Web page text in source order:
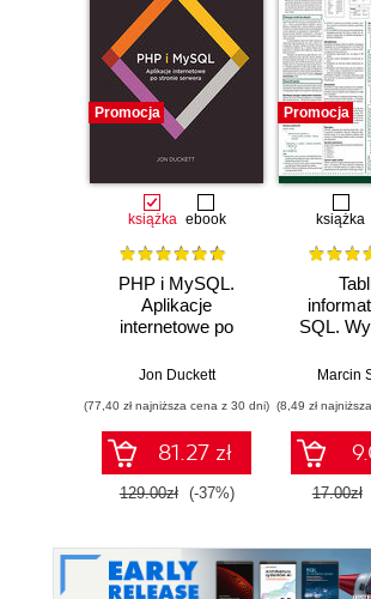
Promocja
książka ebook
PHP i MySQL.
Aplikacje
internetowe po
Jon Duckett
(77,40 zł najniższa cena z 30 dni)
81.27 zł
129.00zł (-37%)
Promocja
książka
SQL.
Marcin
(8,49 zł
17.00zł